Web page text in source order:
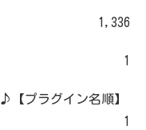
1,336
1
【プラグイン名順】
1